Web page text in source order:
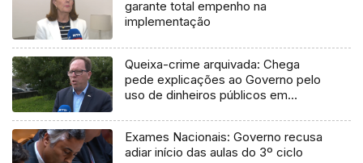
garante total empenho na
implementação
Queixa-crime arquivada: Chega
pede explicações ao Governo pelo
uso de dinheiros públicos em
Exames Nacionais: Governo recusa
adiar início das aulas do 3º ciclo